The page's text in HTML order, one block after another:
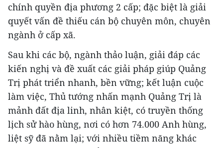
chính quyền địa phương 2 cấp; đặc biệt là giải
quyết vấn đề thiếu cán bộ chuyên môn, chuyên
ngành ở cấp xã.
Sau khi các bộ, ngành thảo luận, giải đáp các
kiến nghị và đề xuất các giải pháp giúp Quảng
Trị phát triển nhanh, bền vững; kết luận cuộc
làm việc, Thủ tướng nhấn mạnh Quảng Trị là
mảnh đất địa linh, nhân kiệt, có truyền thống
lịch sử hào hùng, nơi có hơn 74.000 Anh hùng,
liệt sỹ đã nằm lại; với nhiều tiềm năng khác